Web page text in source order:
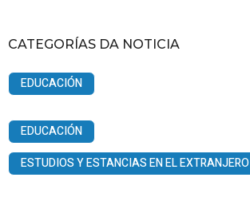
CATEGORÍAS DA NOTICIA
EDUCACIÓN
EDUCACIÓN
ESTUDIOS Y ESTANCIAS EN EL EXTRANJERO